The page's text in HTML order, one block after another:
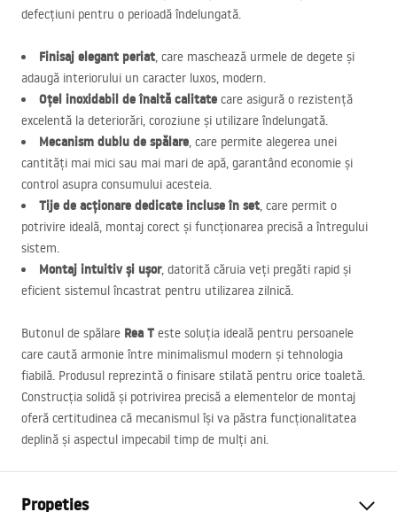
defecțiuni pentru o perioadă îndelungată.
Finisaj elegant periat, care maschează urmele de degete și
adaugă interiorului un caracter luxos, modern.
Oțel inoxidabil de înaltă calitate care asigură o rezistență
excelentă la deteriorări, coroziune și utilizare îndelungată.
Mecanism dublu de spălare, care permite alegerea unei
cantități mai mici sau mai mari de apă, garantând economie și
control asupra consumului acesteia.
Tije de acționare dedicate incluse în set, care permit o
potrivire ideală, montaj corect și funcționarea precisă a întregului
sistem.
Montaj intuitiv și ușor, datorită căruia veți pregăti rapid și
eficient sistemul încastrat pentru utilizarea zilnică.
Butonul de spălare Rea T este soluția ideală pentru persoanele
care caută armonie între minimalismul modern și tehnologia
fiabilă. Produsul reprezintă o finisare stilată pentru orice toaletă.
Construcția solidă și potrivirea precisă a elementelor de montaj
oferă certitudinea că mecanismul își va păstra funcționalitatea
deplină și aspectul impecabil timp de mulți ani.
Propeties